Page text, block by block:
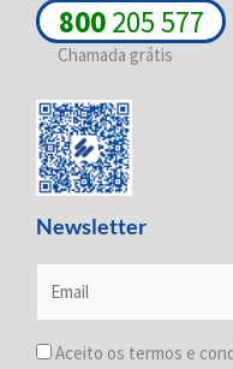
800205 577
Chamada grátis
Newsletter
Aceito os termos e